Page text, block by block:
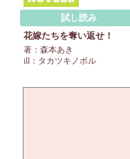
試し読み
花嫁たちを奪い返せ！
著：森本あき
ill：タカツキノボル